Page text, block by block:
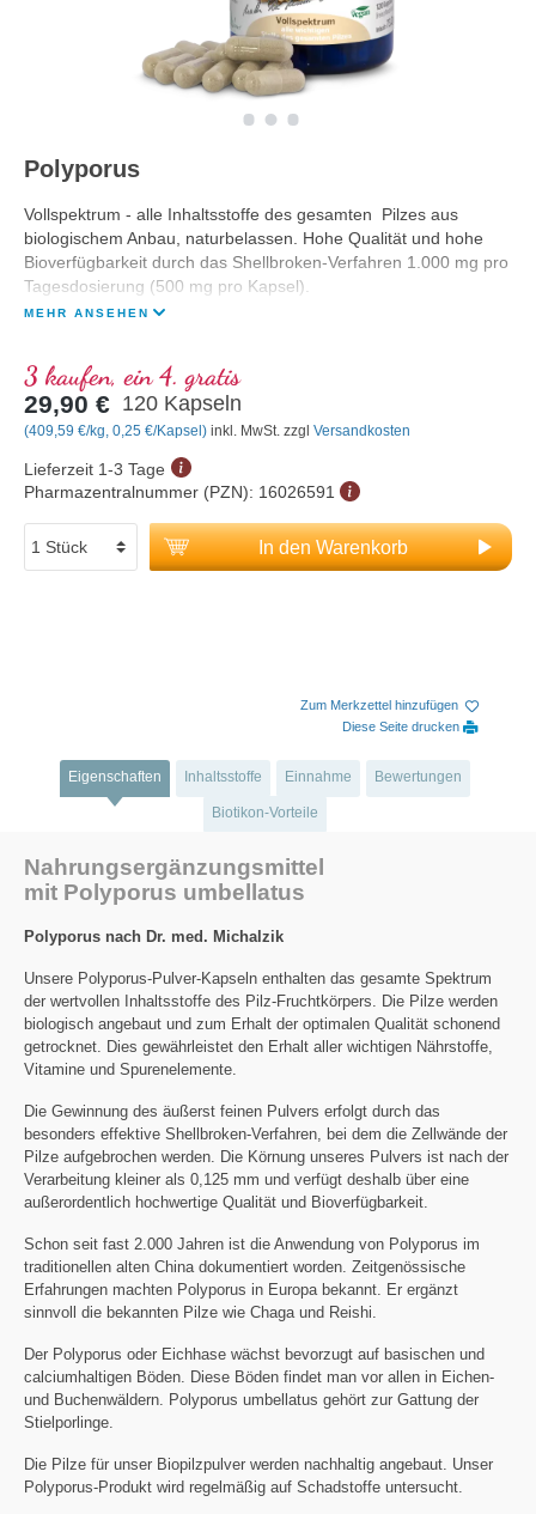
Polyporus
Vollspektrum - alle Inhaltsstoffe des gesamten Pilzes aus
biologischem Anbau, naturbelassen. Hohe Qualität und hohe
Bioverfügbarkeit durch das Shellbroken-Verfahren 1.000 mg pro
Tagesdosierung (500 mg pro Kapsel).
MEHR ANSEHEN
3 kaufen, ein 4. gratis
29,90 € 120 Kapseln
(409,59 €/kg, 0,25 €/Kapsel) inkl. MwSt. zzgl Versandkosten
Lieferzeit 1-3 Tage
Pharmazentralnummer (PZN): 16026591
In den Warenkorb
Zum Merkzettel hinzufügen
Diese Seite drucken
Eigenschaften Inhaltsstoffe Einnahme Bewertungen
Biotikon-Vorteile
Nahrungsergänzungsmittel
mit Polyporus umbellatus
Polyporus nach Dr. med. Michalzik
Unsere Polyporus-Pulver-Kapseln enthalten das gesamte Spektrum
der wertvollen Inhaltsstoffe des Pilz-Fruchtkörpers. Die Pilze werden
biologisch angebaut und zum Erhalt der optimalen Qualität schonend
getrocknet. Dies gewährleistet den Erhalt aller wichtigen Nährstoffe,
Vitamine und Spurenelemente.
Die Gewinnung des äußerst feinen Pulvers erfolgt durch das
besonders effektive Shellbroken-Verfahren, bei dem die Zellwände der
Pilze aufgebrochen werden. Die Körnung unseres Pulvers ist nach der
Verarbeitung kleiner als 0,125 mm und verfügt deshalb über eine
außerordentlich hochwertige Qualität und Bioverfügbarkeit.
Schon seit fast 2.000 Jahren ist die Anwendung von Polyporus im
traditionellen alten China dokumentiert worden. Zeitgenössische
Erfahrungen machten Polyporus in Europa bekannt. Er ergänzt
sinnvoll die bekannten Pilze wie Chaga und Reishi.
Der Polyporus oder Eichhase wächst bevorzugt auf basischen und
calciumhaltigen Böden. Diese Böden findet man vor allen in Eichen-
und Buchenwäldern. Polyporus umbellatus gehört zur Gattung der
Stielporlinge.
Die Pilze für unser Biopilzpulver werden nachhaltig angebaut. Unser
Polyporus-Produkt wird regelmäßig auf Schadstoffe untersucht.